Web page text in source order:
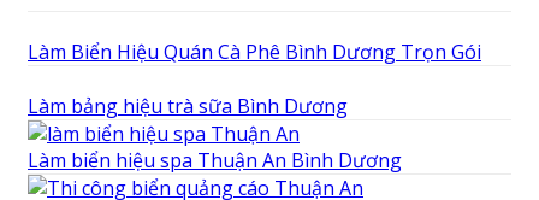
Làm Biển Hiệu Quán Cà Phê Bình Dương Trọn Gói
Làm bảng hiệu trà sữa Bình Dương
Làm biển hiệu spa Thuận An Bình Dương